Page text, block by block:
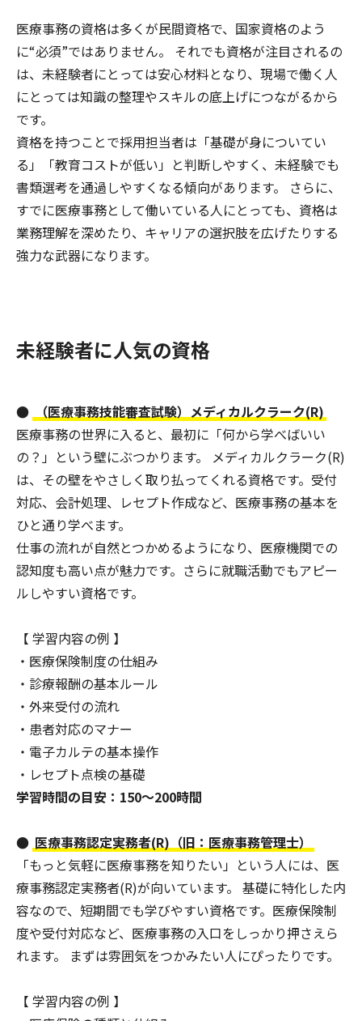
医療事務の資格は多くが民間資格で、国家資格のよう
に“必須”ではありません。 それでも資格が注目されるの
は、未経験者にとっては安心材料となり、現場で働く人
にとっては知識の整理やスキルの底上げにつながるから
です。
資格を持つことで採用担当者は「基礎が身についてい
る」「教育コストが低い」と判断しやすく、未経験でも
書類選考を通過しやすくなる傾向があります。 さらに、
すでに医療事務として働いている人にとっても、資格は
業務理解を深めたり、キャリアの選択肢を広げたりする
強力な武器になります。
未経験者に人気の資格
●
（医療事務技能審査試験）メディカルクラーク(R)
医療事務の世界に入ると、最初に「何から学べばいい
の？」という壁にぶつかります。 メディカルクラーク(R)
は、その壁をやさしく取り払ってくれる資格です。受付
対応、会計処理、レセプト作成など、医療事務の基本を
ひと通り学べます。
仕事の流れが自然とつかめるようになり、医療機関での
認知度も高い点が魅力です。さらに就職活動でもアピー
ルしやすい資格です。
【 学習内容の例 】
・医療保険制度の仕組み
・診療報酬の基本ルール
・外来受付の流れ
・患者対応のマナー
・電子カルテの基本操作
・レセプト点検の基礎
学習時間の目安：150〜200時間
● 医療事務認定実務者(R)（旧：医療事務管理士）
「もっと気軽に医療事務を知りたい」という人には、医
療事務認定実務者(R)が向いています。 基礎に特化した内
容なので、短期間でも学びやすい資格です。医療保険制
度や受付対応など、医療事務の入口をしっかり押さえら
れます。 まずは雰囲気をつかみたい人にぴったりです。
【 学習内容の例 】